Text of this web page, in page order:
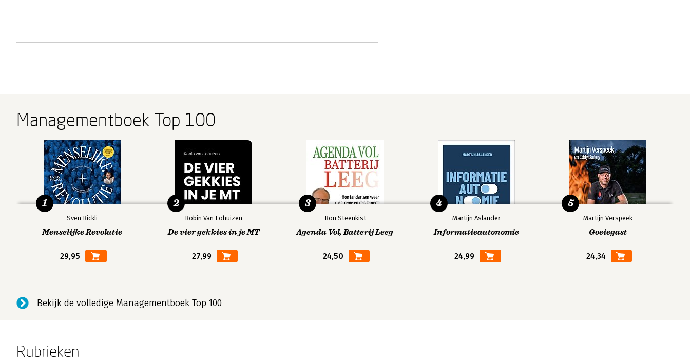
Managementboek Top 100
Sven Rickli
Menselijke Revolutie
29,95
1
Robin Van Lohuizen
De vier gekkies in je MT
27,99
2
Ron Steenkist
Agenda Vol, Batterij Leeg
24,50
3
Martijn Aslander
Informatieautonomie
24,99
4
Martijn Verspeek
Goeiegast
24,34
5
Bekijk de volledige Managementboek Top 100
Rubrieken